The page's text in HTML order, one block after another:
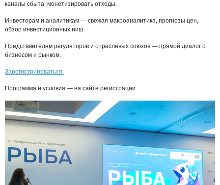
каналы сбыта, монетизировать отходы.
Инвесторам и аналитикам — свежая макроаналитика, прогнозы цен,
обзор инвестиционных ниш.
Представителям регуляторов и отраслевых союзов — прямой диалог с
бизнесом и рынком.
Зарегистрироваться
Программа и условия — на сайте регистрации.